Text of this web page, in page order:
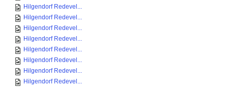
Hilgendorf Redevel...
Hilgendorf Redevel...
Hilgendorf Redevel...
Hilgendorf Redevel...
Hilgendorf Redevel...
Hilgendorf Redevel...
Hilgendorf Redevel...
Hilgendorf Redevel...